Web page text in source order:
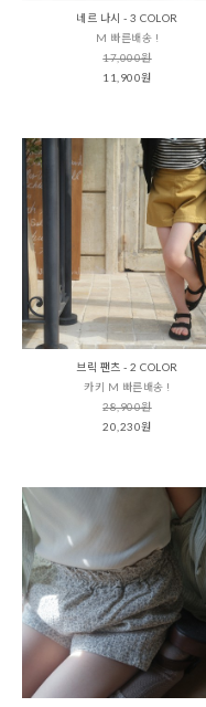
네르 나시 - 3 COLOR
M 빠른배송 !
17,000원
11,900원
브릭 팬츠 - 2 COLOR
카키 M 빠른배송 !
28,900원
20,230원